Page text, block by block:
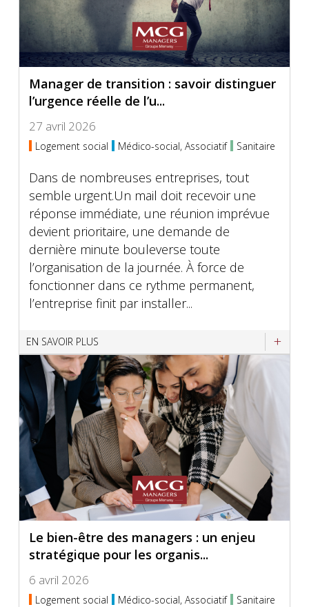
Manager de transition : savoir distinguer
l’urgence réelle de l’u...
27 avril 2026
Logement social Médico-social, Associatif Sanitaire
Dans de nombreuses entreprises, tout
semble urgent.Un mail doit recevoir une
réponse immédiate, une réunion imprévue
devient prioritaire, une demande de
dernière minute bouleverse toute
l’organisation de la journée. À force de
fonctionner dans ce rythme permanent,
l’entreprise finit par installer...
EN SAVOIR PLUS
Le bien-être des managers : un enjeu
stratégique pour les organis...
6 avril 2026
Logement social Médico-social, Associatif Sanitaire